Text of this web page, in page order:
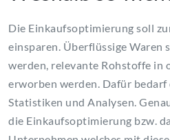
Die Einkaufsoptimierung soll
einsparen. Überflüssige Waren
werden, relevante Rohstoffe in
erworben werden. Dafür bedarf
Statistiken und Analysen.
die Einkaufsoptimierung bzw.